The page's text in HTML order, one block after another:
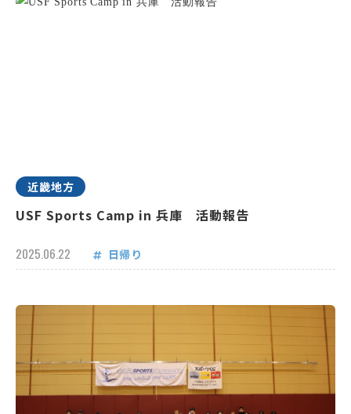
近畿地方
USF Sports Camp in 兵庫 活動報告
2025.06.22 日帰り